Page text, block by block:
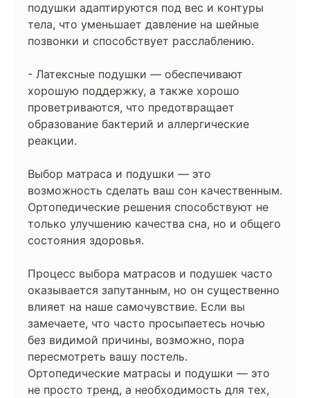
подушки адаптируются под вес и контуры
тела, что уменьшает давление на шейные
позвонки и способствует расслаблению.
- Латексные подушки — обеспечивают
хорошую поддержку, а также хорошо
проветриваются, что предотвращает
образование бактерий и аллергические
реакции.
Выбор матраса и подушки — это
возможность сделать ваш сон качественным.
Ортопедические решения способствуют не
только улучшению качества сна, но и общего
состояния здоровья.
Процесс выбора матрасов и подушек часто
оказывается запутанным, но он существенно
влияет на наше самочувствие. Если вы
замечаете, что часто просыпаетесь ночью
без видимой причины, возможно, пора
пересмотреть вашу постель.
Ортопедические матрасы и подушки — это
не просто тренд, а необходимость для тех,